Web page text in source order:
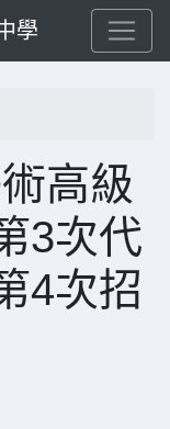
學
高級
3次代
4次招